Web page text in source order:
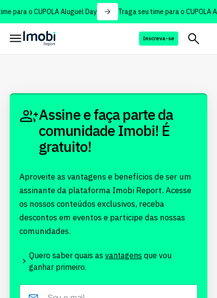
para o CUPOLA Aluguel Day Traga seu time para o CUPOLA
Inscreva-se
Assine e faça parte da
comunidade Imobi! É
gratuito!
Aproveite as vantagens e benefícios de ser um
assinante da plataforma Imobi Report. Acesse
os nossos conteúdos exclusivos, receba
descontos em eventos e participe das nossas
comunidades.
Quero saber quais as vantagens que vou
ganhar primeiro.